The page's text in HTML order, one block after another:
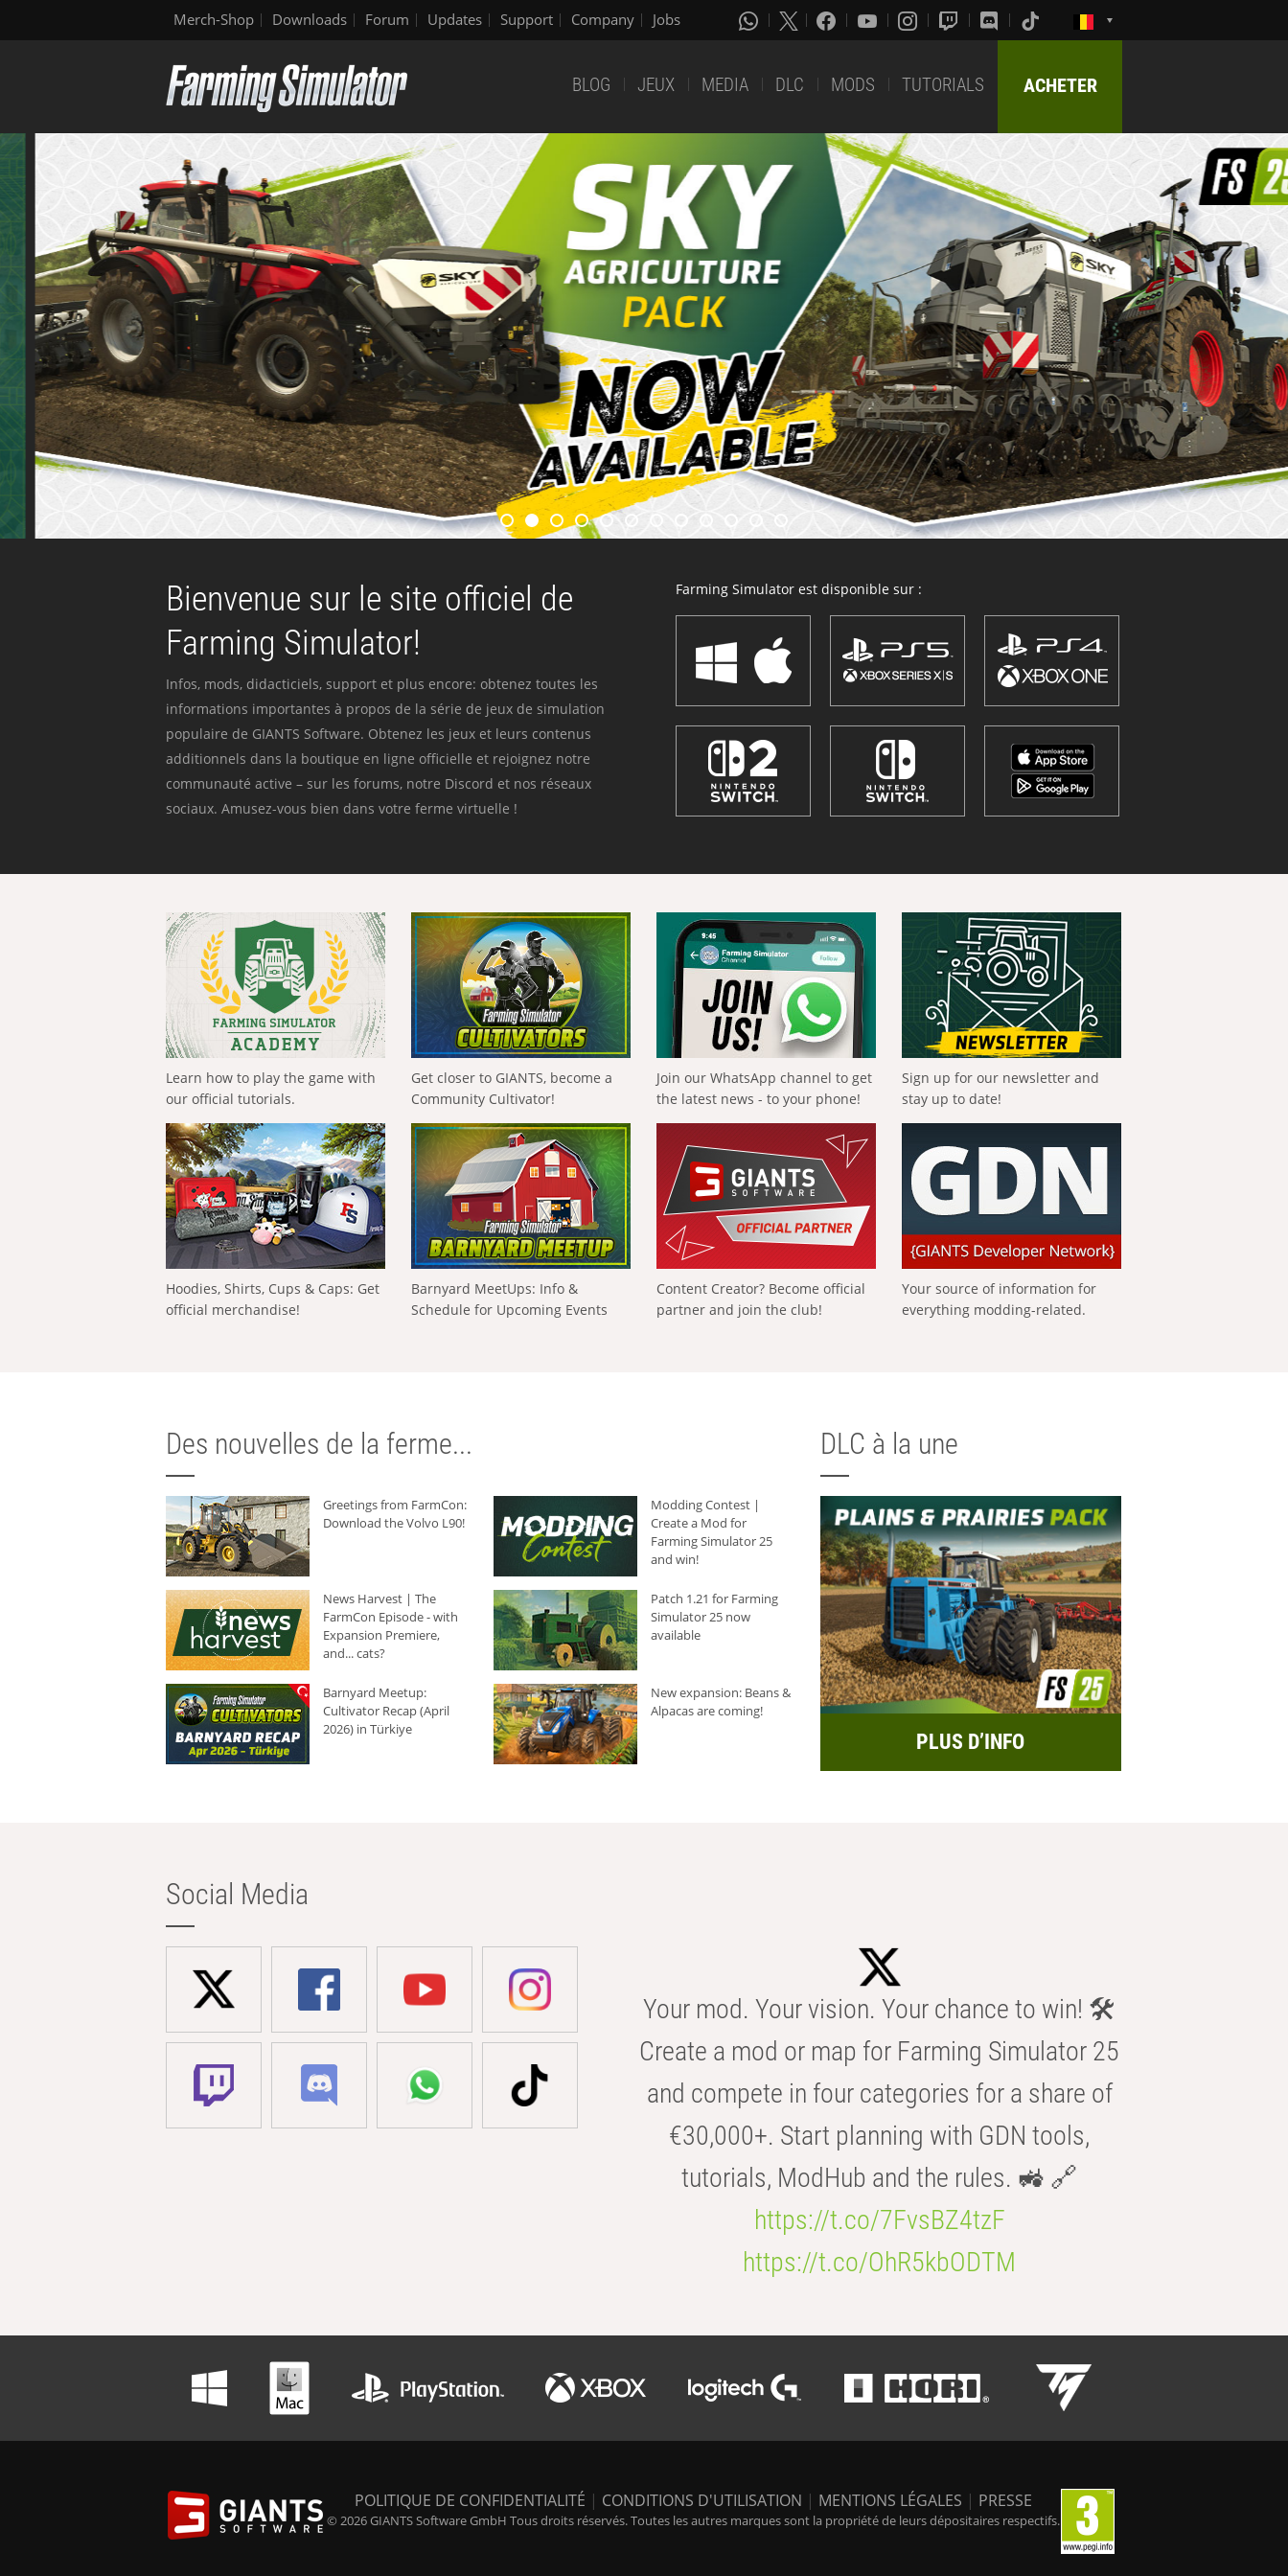
Merch-Shop Downloads Forum Updates Support Company Jobs
BLOG JEUX MEDIA DLC MODS TUTORIALS ACHETER
Bienvenue sur le site officiel de
Farming Simulator!
Infos, mods, didacticiels, support et plus encore: obtenez toutes les
informations importantes à propos de la série de jeux de simulation
populaire de GIANTS Software. Obtenez les jeux et leurs contenus
additionnels dans la boutique en ligne officielle et rejoignez notre
communauté active – sur les forums, notre Discord et nos réseaux
sociaux. Amusez-vous bien dans votre ferme virtuelle !
Farming Simulator est disponible sur :
Learn how to play the game with
our official tutorials.
Get closer to GIANTS, become a
Community Cultivator!
Join our WhatsApp channel to get
the latest news - to your phone!
Sign up for our newsletter and
stay up to date!
Hoodies, Shirts, Cups & Caps: Get
official merchandise!
Barnyard MeetUps: Info &
Schedule for Upcoming Events
Content Creator? Become official
partner and join the club!
Your source of information for
everything modding-related.
Des nouvelles de la ferme...
Greetings from FarmCon:
Download the Volvo L90!
Modding Contest |
Create a Mod for
Farming Simulator 25
and win!
News Harvest | The
FarmCon Episode - with
Expansion Premiere,
and... cats?
Patch 1.21 for Farming
Simulator 25 now
available
Barnyard Meetup:
Cultivator Recap (April
2026) in Türkiye
New expansion: Beans &
Alpacas are coming!
DLC à la une
PLUS D’INFO
Social Media
Your mod. Your vision. Your chance to win! 🛠️
Create a mod or map for Farming Simulator 25
and compete in four categories for a share of
€30,000+. Start planning with GDN tools,
tutorials, ModHub and the rules. 🚜 🔗
https://t.co/7FvsBZ4tzF
https://t.co/OhR5kbODTM
POLITIQUE DE CONFIDENTIALITÉ | CONDITIONS D'UTILISATION | MENTIONS LÉGALES | PRESSE
© 2026 GIANTS Software GmbH Tous droits réservés. Toutes les autres marques sont la propriété de leurs dépositaires respectifs.